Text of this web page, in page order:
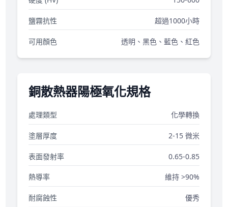
鹽霧抗性 超過1000小時
可用顏色 透明、黑色、藍色、紅色
銅散熱器陽極氧化規格
處理類型 化學轉換
塗層厚度 2-15 微米
表面發射率 0.65-0.85
熱導率 維持 >90%
耐腐蝕性 優秀